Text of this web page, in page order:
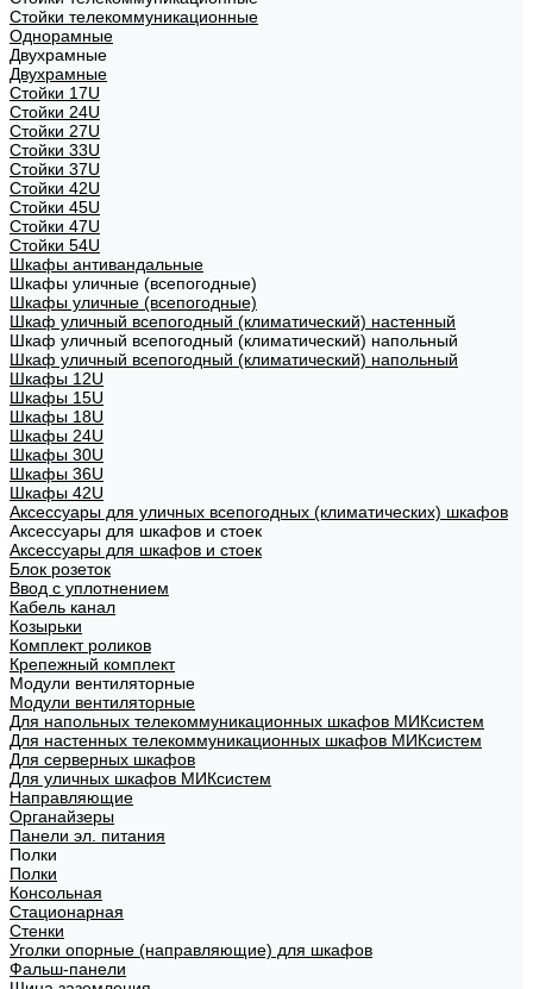
Стойки телекоммуникационные
Однорамные
Двухрамные
Двухрамные
Стойки 17U
Стойки 24U
Стойки 27U
Стойки 33U
Стойки 37U
Стойки 42U
Стойки 45U
Стойки 47U
Стойки 54U
Шкафы антивандальные
Шкафы уличные (всепогодные)
Шкафы уличные (всепогодные)
Шкаф уличный всепогодный (климатический) настенный
Шкаф уличный всепогодный (климатический) напольный
Шкаф уличный всепогодный (климатический) напольный
Шкафы 12U
Шкафы 15U
Шкафы 18U
Шкафы 24U
Шкафы 30U
Шкафы 36U
Шкафы 42U
Аксессуары для уличных всепогодных (климатических) шкафов
Аксессуары для шкафов и стоек
Аксессуары для шкафов и стоек
Блок розеток
Ввод с уплотнением
Кабель канал
Козырьки
Комплект роликов
Крепежный комплект
Модули вентиляторные
Модули вентиляторные
Для напольных телекоммуникационных шкафов МИКсистем
Для настенных телекоммуникационных шкафов МИКсистем
Для серверных шкафов
Для уличных шкафов МИКсистем
Направляющие
Органайзеры
Панели эл. питания
Полки
Полки
Консольная
Стационарная
Стенки
Уголки опорные (направляющие) для шкафов
Фальш-панели